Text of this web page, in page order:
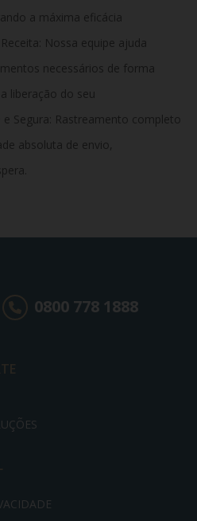
a máxima eficácia
Nossa equipe ajuda
necessários de forma
liberação do seu
Segura: Rastreamento completo
absoluta de envio,
0800 778 1888